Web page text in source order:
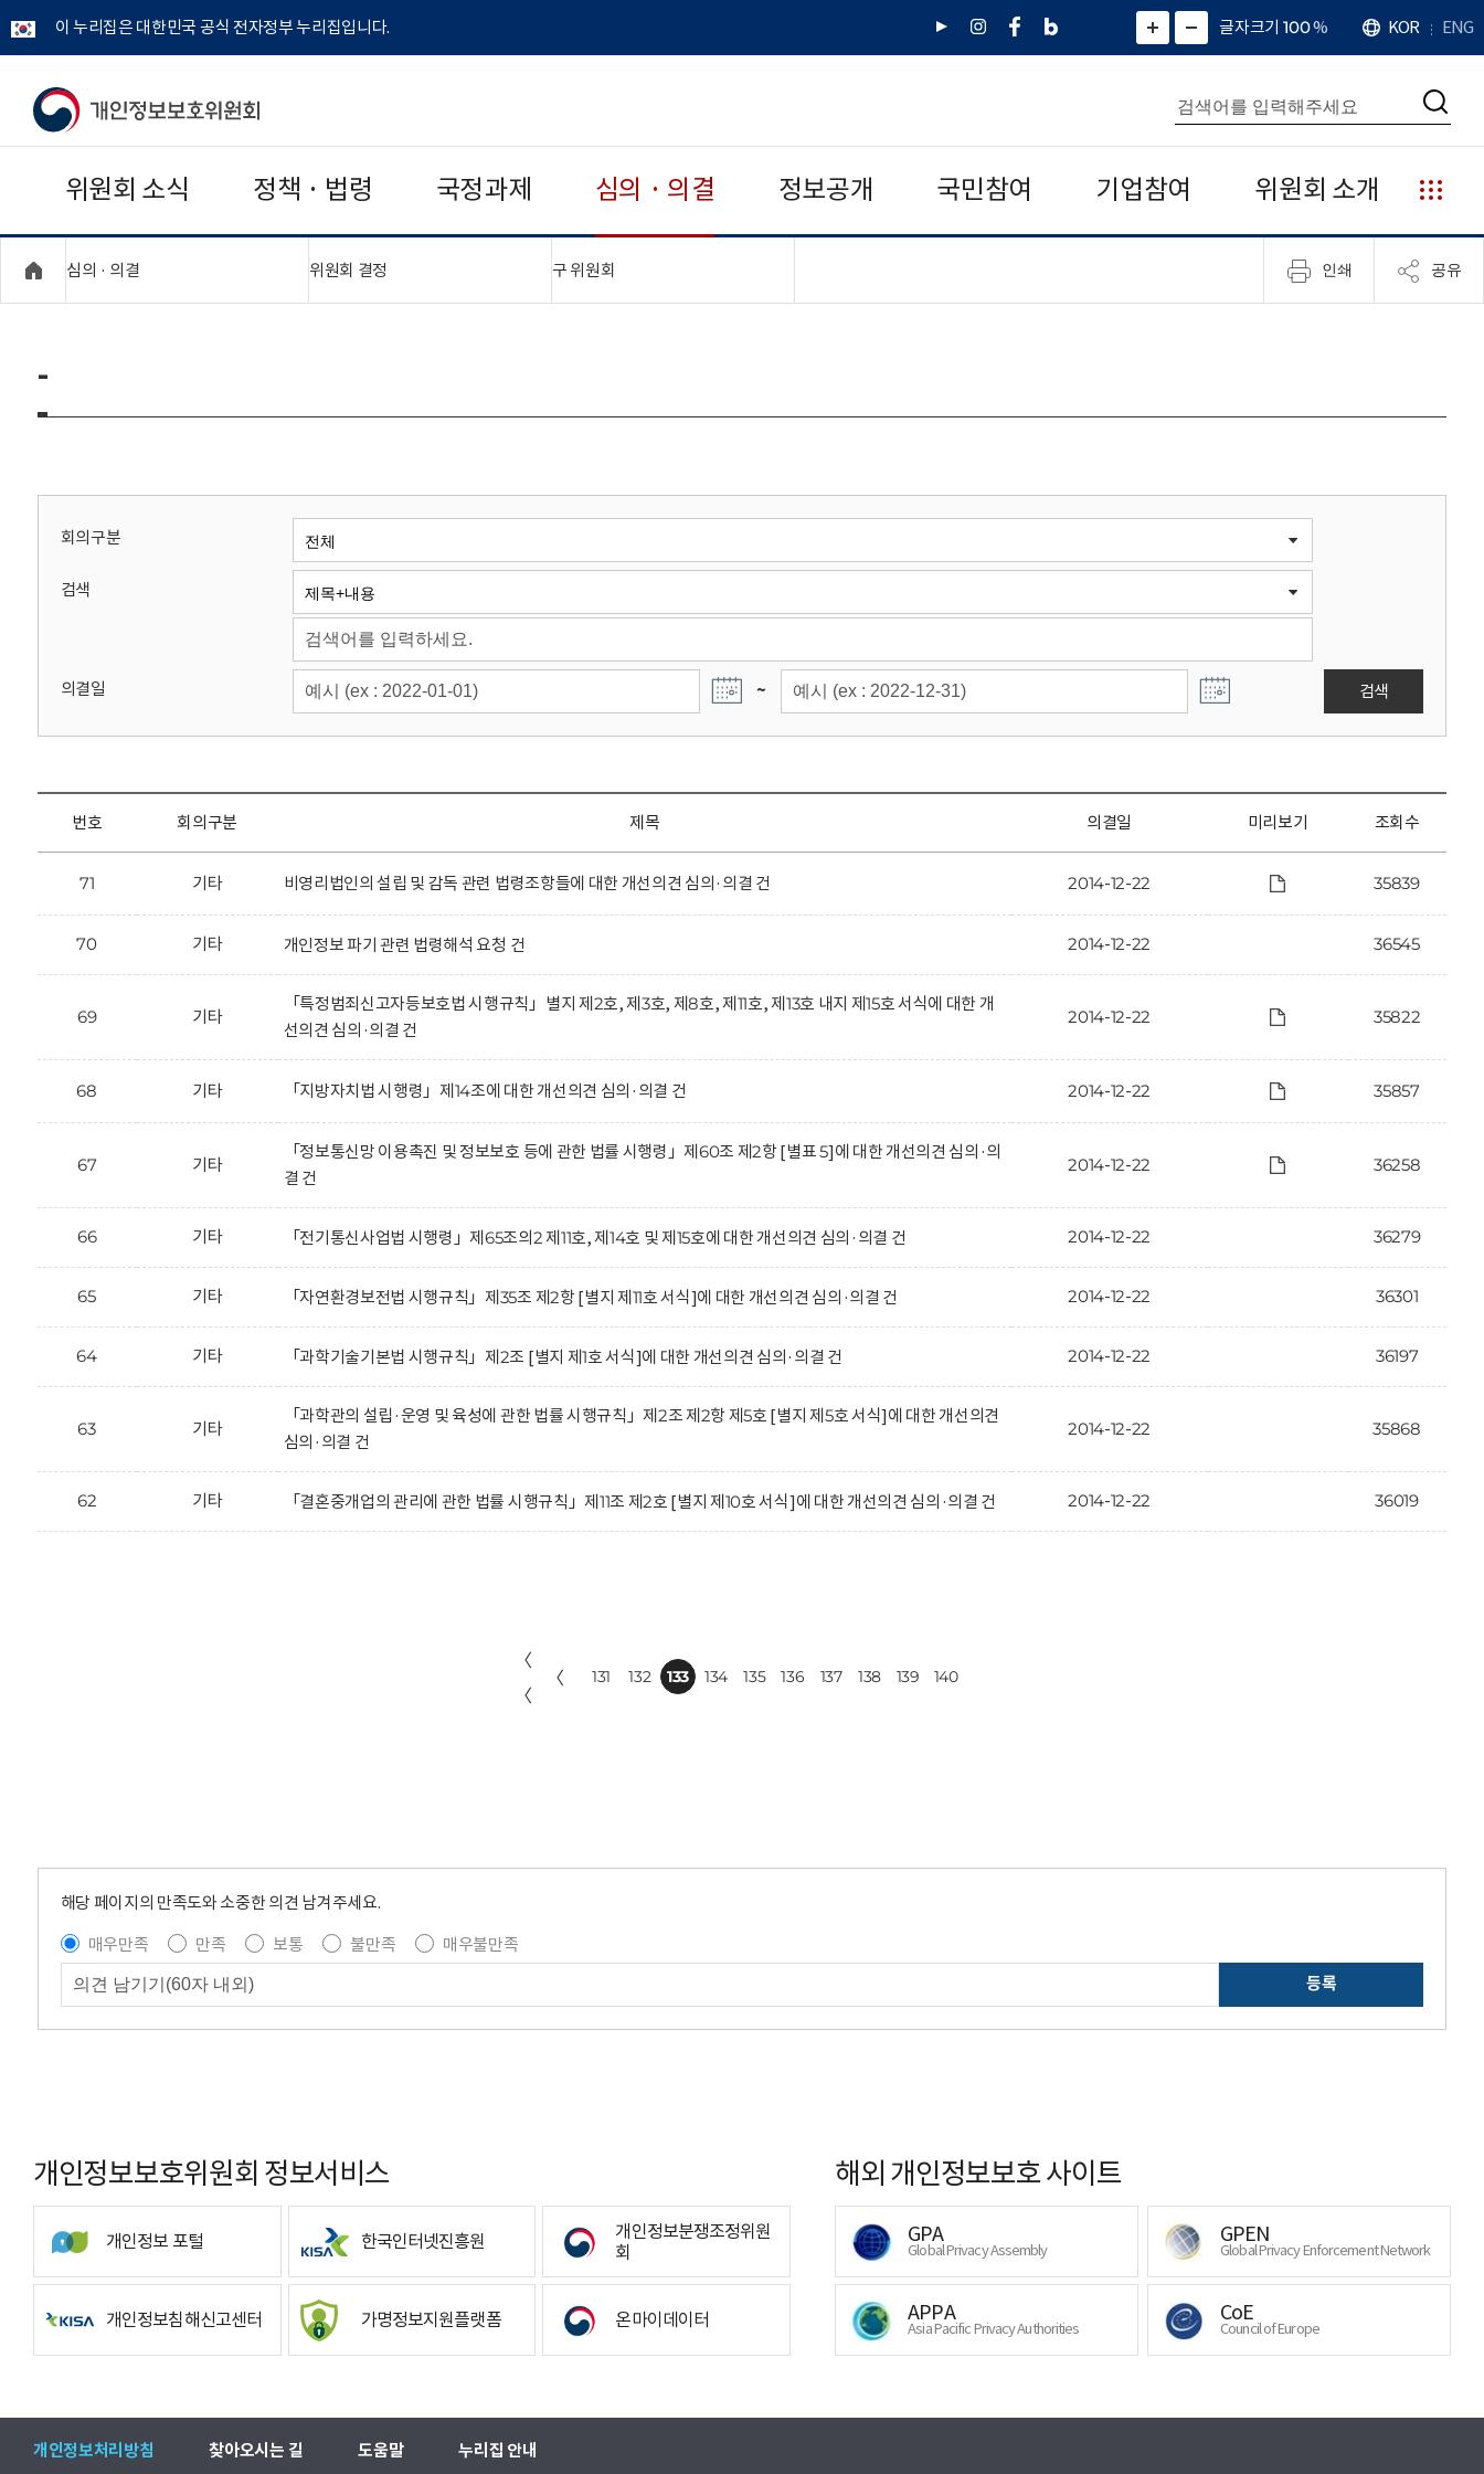
이 누리집은 대한민국 공식 전자정부 누리집입니다.
유
인
페
네
그
)
화
면
면
소
확
대
치
글자크기 100%
언
어
KOR ENG
개
보
보
위
회
통
합
검
색
검
위원회 소식 정책 · 법령 국정과제 심의 · 의결 정보공개 국민참여 기업참여 위원회 소개
누
리
집
안
심의 · 의결 위원회 결정 구 위원회 인쇄 공유
-
회의구분
검색
의결일 ~ 검색
번호 회의구분 제목 의결일 미리보기 조회수
71 기타 비영리법인의 설립 및 감독 관련 법령조항들에 대한 개선의견 심의·의결 건 2014-12-22 35839
70 기타 개인정보 파기 관련 법령해석 요청 건 2014-12-22 36545
69 기타
「특정범죄신고자등보호법 시행규칙」별지 제2호, 제3호, 제8호, 제11호, 제13호 내지 제15호 서식에 대한 개
선의견 심의·의결 건
2014-12-22 35822
68 기타 「지방자치법 시행령」제14조에 대한 개선의견 심의·의결 건 2014-12-22 35857
67 기타
「정보통신망 이용촉진 및 정보보호 등에 관한 법률 시행령」제60조 제2항 [별표 5]에 대한 개선의견 심의·의
결 건
2014-12-22 36258
66 기타 「전기통신사업법 시행령」제65조의2 제11호, 제14호 및 제15호에 대한 개선의견 심의·의결 건 2014-12-22 36279
65 기타 「자연환경보전법 시행규칙」제35조 제2항 [별지 제11호 서식]에 대한 개선의견 심의·의결 건 2014-12-22 36301
64 기타 「과학기술기본법 시행규칙」제2조 [별지 제1호 서식]에 대한 개선의견 심의·의결 건 2014-12-22 36197
63 기타
「과학관의 설립·운영 및 육성에 관한 법률 시행규칙」제2조 제2항 제5호 [별지 제5호 서식]에 대한 개선의견
심의·의결 건
2014-12-22 35868
62 기타 「결혼중개업의 관리에 관한 법률 시행규칙」제11조 제2호 [별지 제10호 서식]에 대한 개선의견 심의·의결 건 2014-12-22 36019
〈
〈
〈 131 132 133 134 135 136 137 138 139 140
해당 페이지의 만족도와 소중한 의견 남겨주세요.
매우만족
만족 보통 불만족
매우불만족
등록
개인정보보호위원회 정보서비스
개인정보 포털 한국인터넷진흥원
개인정보분쟁조정위원
회
개인정보침해신고센터 가명정보지원플랫폼 온마이데이터
해외 개인정보보호 사이트
GPA
Global Privacy Assembly
GPEN
Global Privacy Enforcement Network
APPA
Asia Pacific Privacy Authorities
CoE
Council of Europe
개인정보처리방침 찾아오시는 길 도움말 누리집 안내